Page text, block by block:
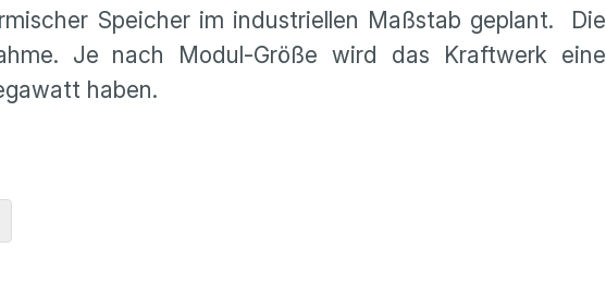
Speicher im industriellen Maßstab geplant. Die
Je nach Modul-Größe wird das Kraftwerk eine
haben.